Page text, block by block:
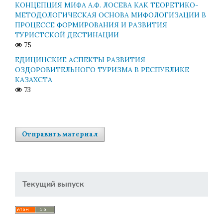
КОНЦЕПЦИЯ МИФА А.Ф. ЛОСЕВА КАК ТЕОРЕТИКО-
МЕТОДОЛОГИЧЕСКАЯ ОСНОВА МИФОЛОГИЗАЦИИ В
ПРОЦЕССЕ ФОРМИРОВАНИЯ И РАЗВИТИЯ
ТУРИСТСКОЙ ДЕСТИНАЦИИ
75
ЕДИЦИНСКИЕ АСПЕКТЫ РАЗВИТИЯ
ОЗДОРОВИТЕЛЬНОГО ТУРИЗМА В РЕСПУБЛИКЕ
КАЗАХСТА
73
Отправить материал
Текущий выпуск